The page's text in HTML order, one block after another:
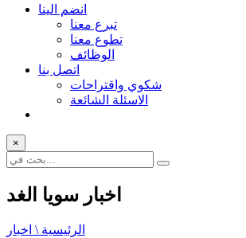
انضم الينا
تبرع معنا
تطوع معنا
الوظائف
اتصل بنا
شكوي واقتراحات
الاسئلة الشائعة
×
اخبار سويا الغد
الرئيسية \ اخبار